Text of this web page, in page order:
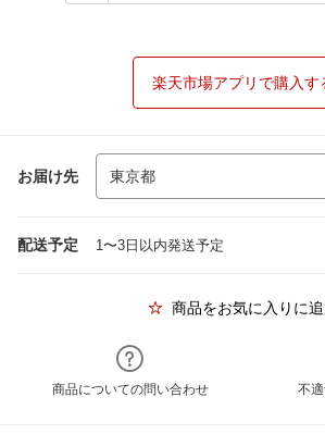
楽天市場アプリで購入す
お届け先
配送予定 1〜3日以内発送予定
商品をお気に入りに
商品についての問い合わせ 不